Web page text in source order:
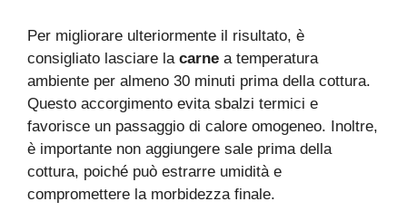
Per migliorare ulteriormente il risultato, è
consigliato lasciare la carne a temperatura
ambiente per almeno 30 minuti prima della cottura.
Questo accorgimento evita sbalzi termici e
favorisce un passaggio di calore omogeneo. Inoltre,
è importante non aggiungere sale prima della
cottura, poiché può estrarre umidità e
compromettere la morbidezza finale.